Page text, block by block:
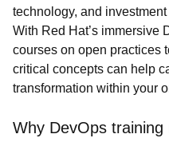
technology, and
With Red Hat’s
courses on open
critical concepts can help
transformation within your
Why DevOps training